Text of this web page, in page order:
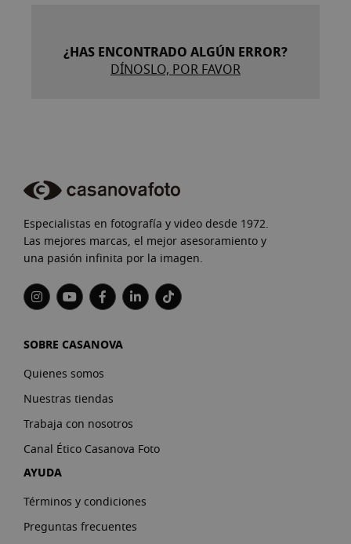
¿HAS ENCONTRADO ALGÚN ERROR?
DÍNOSLO, POR FAVOR
Especialistas en fotografía y video desde 1972.
Las mejores marcas, el mejor asesoramiento y
una pasión infinita por la imagen.
SOBRE CASANOVA
Quienes somos
Nuestras tiendas
Trabaja con nosotros
Canal Ético Casanova Foto
AYUDA
Términos y condiciones
Preguntas frecuentes